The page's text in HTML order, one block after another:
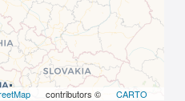
contributors © CARTO